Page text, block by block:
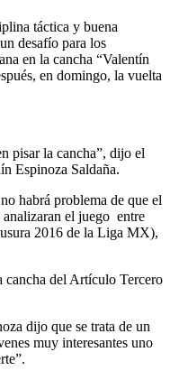
táctica y buena
desafío para los
en la cancha “Valentín
en domingo, la vuelta
pisar la cancha”, dijo el
Espinoza Saldaña.
habrá problema de que el
analizaran el juego entre
2016 de la Liga MX),
cancha del Artículo Tercero
dijo que se trata de un
muy interesantes uno